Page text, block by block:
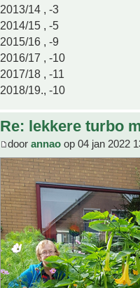
2013/14 , -3
2014/15 , -5
2015/16 , -9
2016/17 , -10
2017/18 , -11
2018/19., -10
Re: lekkere turbo
door annao op 04 jan 2022